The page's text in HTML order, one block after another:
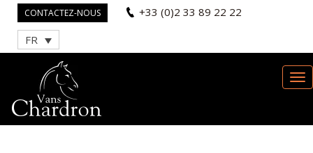
CONTACTEZ-NOUS +33 (0)2 33 89 22 22
FR